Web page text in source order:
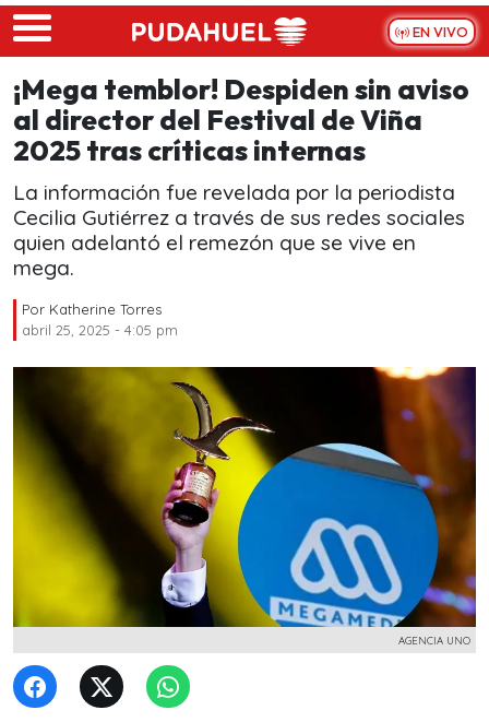
Skip to main content
EN VIVO
¡Mega temblor! Despiden sin aviso
al director del Festival de Viña
2025 tras críticas internas
La información fue revelada por la periodista
Cecilia Gutiérrez a través de sus redes sociales
quien adelantó el remezón que se vive en
mega.
Por Katherine Torres
abril 25, 2025 - 4:05 pm
AGENCIA UNO